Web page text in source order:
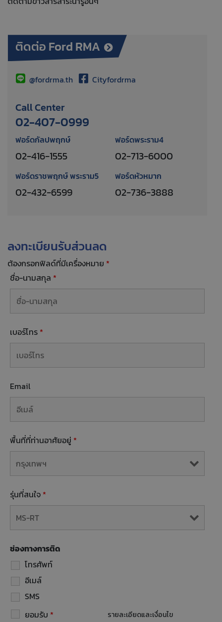
ติดต่อ Ford RMA
@fordrma.th Cityfordrma
Call Center
02-407-0999
ฟอร์ดกัลปพฤกษ์
02-416-1555
ฟอร์ดพระราม4
02-713-6000
ฟอร์ดราชพฤกษ์ พระราม5
02-432-6599
ฟอร์ดหัวหมาก
02-736-3888
ลงทะเบียนรับส่วนลด
ต้องกรอกฟิลด์ที่มีเครื่องหมาย *
ชื่อ-นามสกุล *
เบอร์โทร *
Email
พื้นที่ที่ท่านอาศัยอยู่ *
รุ่นที่สนใจ *
ช่องทางการติด
โทรศัพท์
อีเมล์
SMS
ยอมรับ * รายละเอียดและเงื่อนไข